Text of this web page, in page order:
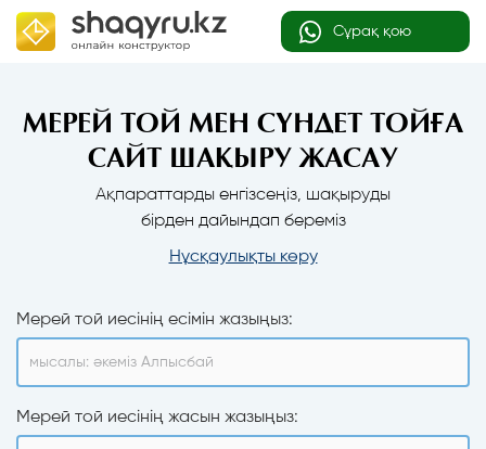
Сұрақ қою
МЕРЕЙ ТОЙ МЕН СҮНДЕТ ТОЙҒА
САЙТ ШАҚЫРУ ЖАСАУ
Ақпараттарды енгізсеңіз, шақыруды
бірден дайындап береміз
Нұсқаулықты көру
Мерей той иесінің есімін жазыңыз:
Мерей той иесінің жасын жазыңыз: